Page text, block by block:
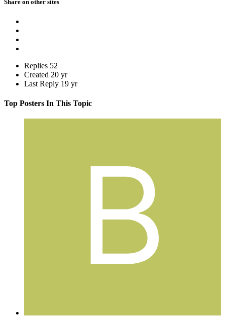
Share on other sites
Replies 52
Created 20 yr
Last Reply 19 yr
Top Posters In This Topic